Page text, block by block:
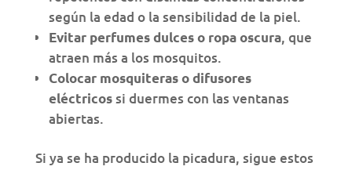
según la edad o la sensibilidad de la piel.
Evitar perfumes dulces o ropa oscura, que
atraen más a los mosquitos.
Colocar mosquiteras o difusores
eléctricossi duermes con las ventanas
abiertas.
Si ya se ha producido la picadura, sigue estos